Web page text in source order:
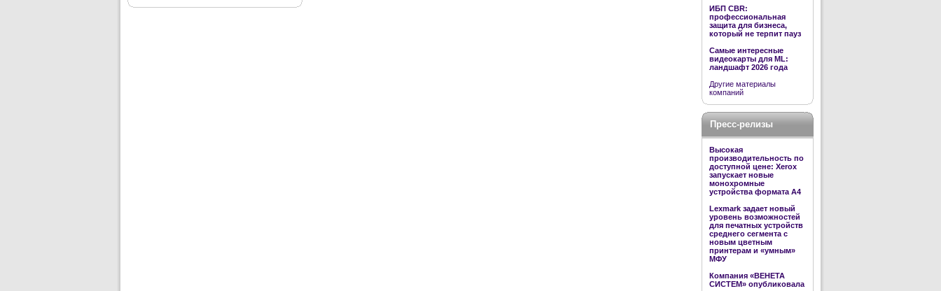
ИБП CBR:
профессиональная
защита для бизнеса,
который не терпит пауз
Самые интересные
видеокарты для ML:
ландшафт 2026 года
Другие материалы
компаний
Пресс-релизы
Высокая
производительность по
доступной цене: Xerox
запускает новые
монохромные
устройства формата А4
Lexmark задает новый
уровень возможностей
для печатных устройств
среднего сегмента с
новым цветным
принтерам и «умным»
МФУ
Компания «ВЕНЕТА
СИСТЕМ» опубликовала